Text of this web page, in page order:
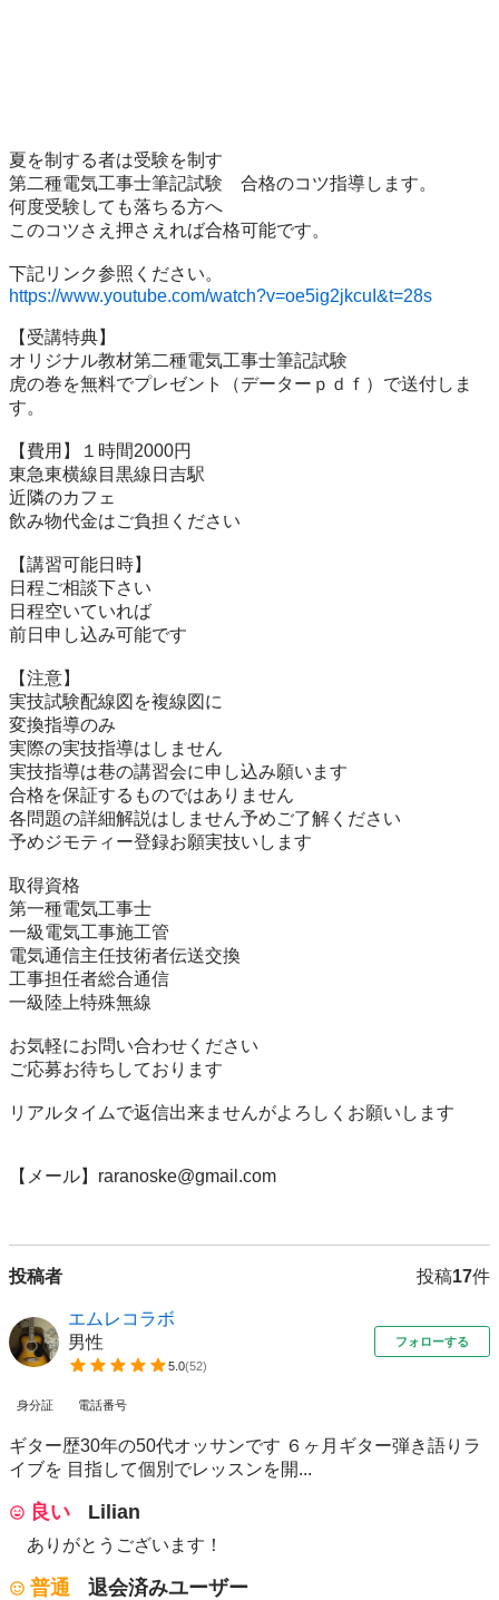
夏を制する者は受験を制す
第二種電気工事士筆記試験　合格のコツ指導します。
何度受験しても落ちる方へ
このコツさえ押さえれば合格可能です。
https://www.youtube.com/watch?v=oe5ig2jkcuI&t=28s
【受講特典】
オリジナル教材第二種電気工事士筆記試験
虎の巻を無料でプレゼント（データーｐｄｆ）で送付しま
す。
【費用】１時間2000円
東急東横線目黒線日吉駅
近隣のカフェ
飲み物代金はご負担ください
【講習可能日時】
日程ご相談下さい
日程空いていれば
前日申し込み可能です
【注意】
実技試験配線図を複線図に
変換指導のみ
実際の実技指導はしません
実技指導は巷の講習会に申し込み願います
合格を保証するものではありません
各問題の詳細解説はしません予めご了解ください
予めジモティー登録お願実技いします
取得資格
第一種電気工事士
一級電気工事施工管
電気通信主任技術者伝送交換
工事担任者総合通信
一級陸上特殊無線
お気軽にお問い合わせください
ご応募お待ちしております
リアルタイムで返信出来ませんがよろしくお願いします
【メール】raranoske@gmail.com
投稿者 投稿17件
エムレコラボ
男性
5.0(52)
フォローする
身分証 電話番号
ギター歴30年の50代オッサンです ６ヶ月ギター弾き語りラ
イブを 目指して個別でレッスンを開...
良い Lilian
ありがとうございます！
普通 退会済みユーザー